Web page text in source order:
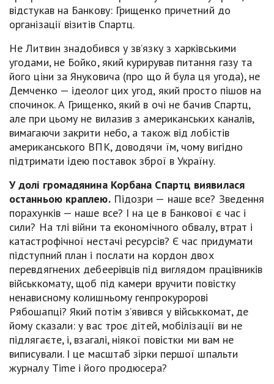
відстукав на Банкову: Грищенко причетний до
організації візитів Спартц.
Не Литвин знадобився у зв’язку з харківськими
угодами, не Бойко, який курирував питання газу та
його ціни за Януковича (про що й була ця угода), не
Демченко — ідеолог цих угод, який просто пішов на
спочинок. А Грищенко, який в очі не бачив Спартц,
але при цьому не вилазив з американських каналів,
вимагаючи закрити небо, а також від лобістів
американського ВПК, доводячи їм, чому вигідно
підтримати ідею поставок зброї в Україну.
У долі громадянина Корбана Спартц виявилася
останньою краплею.Підозри — наше все? Зведення
порахунків — наше все? І на це в Банкової є час і
сили? На тлі війни та економічного обвалу, втрат і
катастрофічної нестачі ресурсів? Є час придумати
підступний план і послати на кордон двох
перевдягнених дебеерівців під виглядом працівників
військкомату, щоб під камери вручити повістку
ненависному колишньому генпрокуророві
Рябошапці? Який потім з’явився у військкомат, де
йому сказали: у вас троє дітей, мобілізації ви не
підлягаєте, і, взагалі, ніякої повістки ми вам не
виписували. І це масштаб зірки першої шпальти
журналу Time і його продюсера?